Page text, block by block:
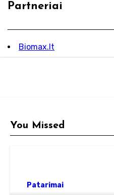
Partneriai
Biomax.lt
You Missed
Patarimai